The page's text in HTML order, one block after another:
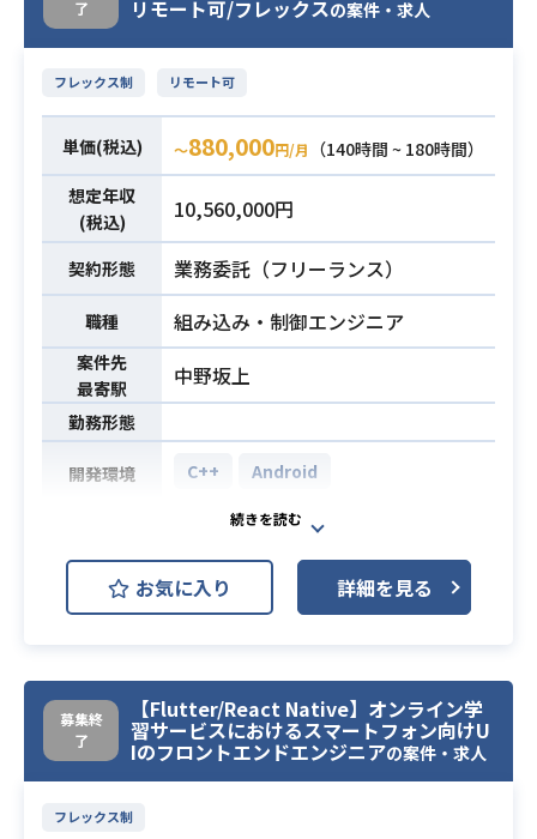
業務内容
いないことや不明確なこともあるた
め調整や仕様書の記載を行うことも
あり
4.店舗側の設定調整。Salesforceの
機能の一部 店舗側の設定（商品在庫
更新、クーポンなど）の調整依頼が
あり
必須スキル
・テスト設計業務が1人で遂行可能で
あること
・テスト実施が1人で遂行可能である
こと
・テスト進捗の報告が可能であるこ
と（自分の進捗をスケジュールから
見て、オンスケ/遅延の判断ができる
こと）
ーションが取れること
・作業報告 / 勤怠報告ができること
・守秘義務、ワーキングアグリーメ
ントが遵守できること
了
リモート可/フレックスの案件・求人
フレックス制 リモート可
単価(税込) 〜880,000円/月
（140時間 ~ 180時間）
想定年収
(税込)
10,560,000円
契約形態 業務委託（フリーランス）
職種 組み込み・制御エンジニア
案件先
最寄駅
中野坂上
勤務形態
開発環境 C++ Android
・Androidのコアな部分に対する修
正。
・Ver.UPに追従し、コアコードの都
度修正。
計図(主にシーケンス図)の作成から入
っていただきます。
・PFはAndroid(言語はC++)
お気に入り 詳細を見る
募集終
了
【Flutter/React Native】オンライン学
習サービスにおけるスマートフォン向けU
Iのフロントエンドエンジニアの案件・求人
フレックス制